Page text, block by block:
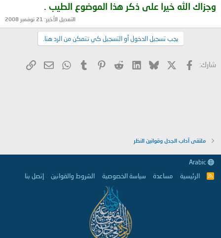
وجزاك الله خيرا على ذكر هذا الموضوع الطيب .
التعديل الأخير: 21 نوفمبر 2008
يجب تسجيل الدخول أو التسجيل كي تتمكن من الرد هنا.
شارك: فيسبوك Bluesky
LinkedIn
Reddit
Pinterest
Tumblr
WhatsApp
البريد
ملتقى آداب الجدل وقوانين النظر
R
الرئيسية مساعدة سياسة الخصوصية الشروط والقوانين إتصل بنا